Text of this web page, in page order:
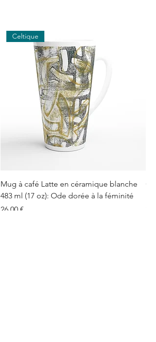
Celtique
Mug à café Latte en céramique blanche
483 ml (17 oz): Ode dorée à la féminité
Prix
26,00 €